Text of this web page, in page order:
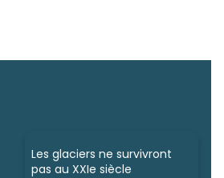
Les glaciers ne survivront
pas au XXIe siècle